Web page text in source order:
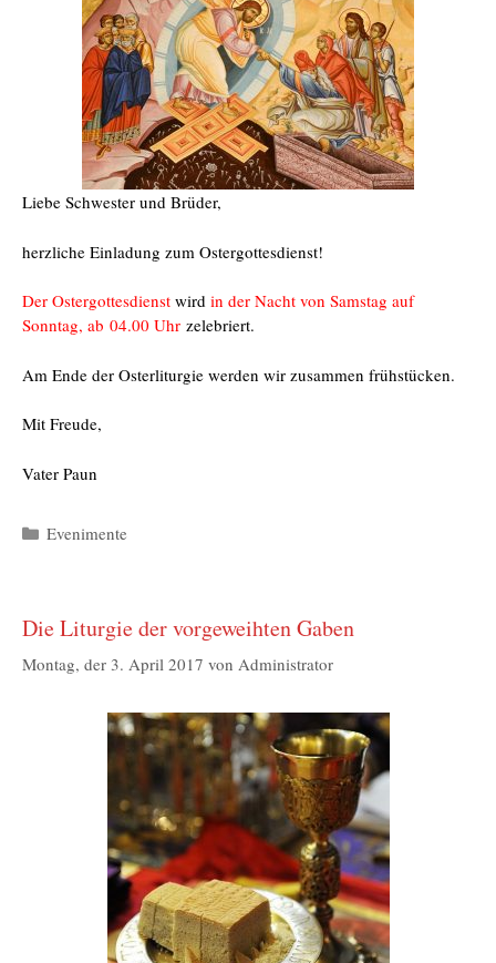
Liebe Schwester und Brüder,
herzliche Einladung zum Ostergottesdienst!
Der Ostergottesdienst wird in der Nacht von Samstag auf
Sonntag, ab 04.00 Uhr zelebriert.
Am Ende der Osterliturgie werden wir zusammen frühstücken.
Mit Freude,
Vater Paun
Kategorien
Evenimente
Die Liturgie der vorgeweihten Gaben
Montag, der 3. April 2017 von Administrator